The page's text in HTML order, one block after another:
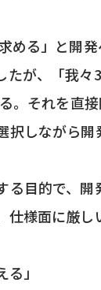
める」と開
たが、「我々
。それを直
択しながら開
る目的で、開
仕様面に厳し
」